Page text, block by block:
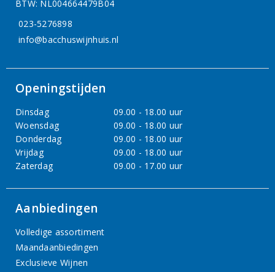
BTW: NL004664479B04
023-5276898
info@bacchuswijnhuis.nl
Openingstijden
Dinsdag
09.00 - 18.00 uur
Woensdag
09.00 - 18.00 uur
Donderdag
09.00 - 18.00 uur
Vrijdag
09.00 - 18.00 uur
Zaterdag
09.00 - 17.00 uur
Aanbiedingen
Volledige assortiment
Maandaanbiedingen
Exclusieve Wijnen